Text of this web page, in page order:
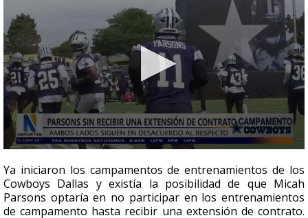
seconds
of
2
minutes,
5
Ya iniciaron los campamentos de entrenamientos de los
Cowboys Dallas y existía la posibilidad de que Micah
Parsons optaría en no participar en los entrenamientos
de campamento hasta recibir una extensión de contrato.